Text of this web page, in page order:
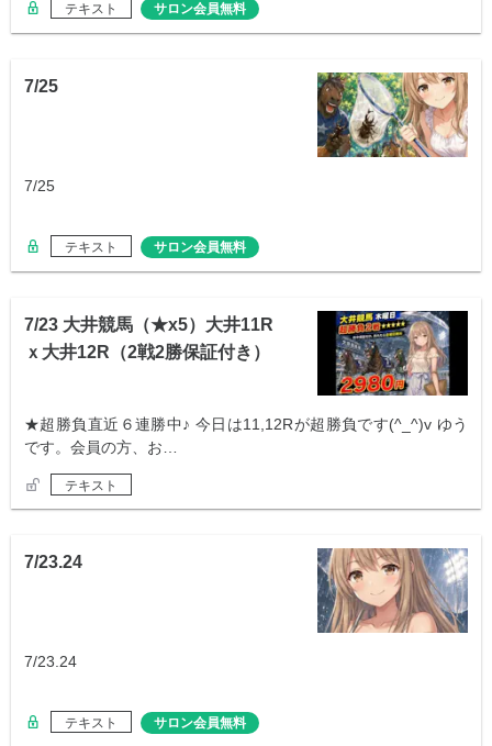
テキスト サロン会員無料
7/25
7/25
テキスト サロン会員無料
7/23 大井競馬（★x5）大井11R
ｘ大井12R（2戦2勝保証付き）
★超勝負直近６連勝中♪ 今日は11,12Rが超勝負です(^_^)v ゆう
です。会員の方、お…
テキスト
7/23.24
7/23.24
テキスト サロン会員無料